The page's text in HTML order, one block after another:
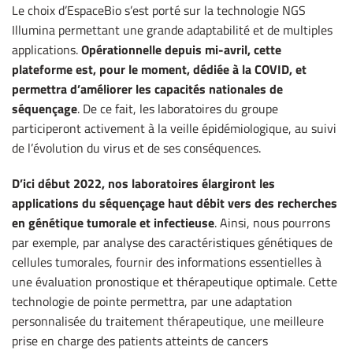
Le choix d’EspaceBio s’est porté sur la technologie NGS
Illumina permettant une grande adaptabilité et de multiples
applications.Opérationnelle depuis mi-avril, cette
plateforme est, pour le moment, dédiée à la COVID, et
permettra d’améliorer les capacités nationales de
séquençage. De ce fait, les laboratoires du groupe
participeront activement à la veille épidémiologique, au suivi
de l’évolution du virus et de ses conséquences.
D’ici début 2022, nos laboratoires élargiront les
applications du séquençage haut débit vers des recherches
en génétique tumorale et infectieuse. Ainsi, nous pourrons
par exemple, par analyse des caractéristiques génétiques de
cellules tumorales, fournir des informations essentielles à
une évaluation pronostique et thérapeutique optimale. Cette
technologie de pointe permettra, par une adaptation
personnalisée du traitement thérapeutique, une meilleure
prise en charge des patients atteints de cancers